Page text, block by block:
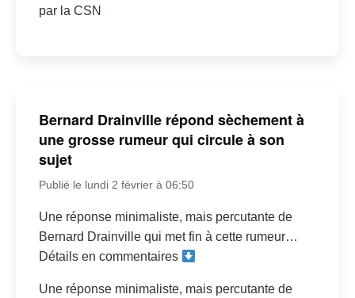
par la CSN
Bernard Drainville répond sèchement à
une grosse rumeur qui circule à son
sujet
Publié le lundi 2 février à 06:50
Une réponse minimaliste, mais percutante de
Bernard Drainville qui met fin à cette rumeur…
Détails en commentaires
Une réponse minimaliste, mais percutante de